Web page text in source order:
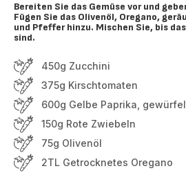
Bereiten Sie das Gemüse vor und
Fügen Sie das Olivenöl, Oregano,
und Pfeffer hinzu. Mischen Sie, bis
sind.
450g Zucchini
375g Kirschtomaten
600g Gelbe Paprika,
150g Rote Zwiebeln
75g Olivenöl
2TL Getrocknetes Oregano